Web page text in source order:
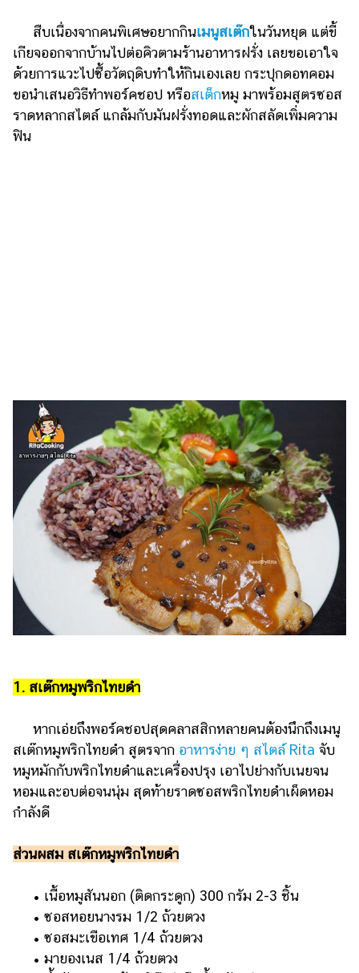
หนัง
Music
Station
ละคร
บันเทิง
ท่อง
เที่ยว
สูตร
อาหาร
ง่ายๆ
ช้อป
บ้าน
และ
มือ
ราคา
ทอง
ราคา
น้ำมัน
วา
แต่งงาน
แม่
สืบเนื่องจากคนพิเศษอยากกินเมนูสเต๊กในวันหยุด แต่ขี้
เกียจออกจากบ้านไปต่อคิวตามร้านอาหารฝรั่ง เลยขอเอาใจ
ด้วยการแวะไปซื้อวัตถุดิบทำให้กินเองเลย กระปุกดอทคอม
ขอนำเสนอวิธีทำพอร์คชอป หรือสเต็กหมู มาพร้อมสูตรซอส
ราดหลากสไตล์ แกล้มกับมันฝรั่งทอดและผักสลัดเพิ่มความ
ฟิน
1. สเต๊กหมูพริกไทยดำ
หากเอ่ยถึงพอร์คชอปสุดคลาสสิกหลายคนต้องนึกถึงเมนู
สเต๊กหมูพริกไทยดำ สูตรจาก อาหารง่าย ๆ สไตล์ Rita จับ
หมูหมักกับพริกไทยดำและเครื่องปรุง เอาไปย่างกับเนยจน
หอมและอบต่อจนนุ่ม สุดท้ายราดซอสพริกไทยดำเผ็ดหอม
กำลังดี
ส่วนผสม สเต๊กหมูพริกไทยดำ
• เนื้อหมูสันนอก (ติดกระดูก) 300 กรัม 2-3 ชิ้น
• ซอสหอยนางรม 1/2 ถ้วยตวง
• ซอสมะเขือเทศ 1/4 ถ้วยตวง
• มายองเนส 1/4 ถ้วยตวง